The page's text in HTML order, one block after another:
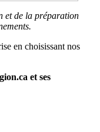
et de la préparation
en choisissant nos
et ses